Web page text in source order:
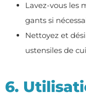
Lavez-vous les
gants si
Nettoyez et
ustensiles de
6.